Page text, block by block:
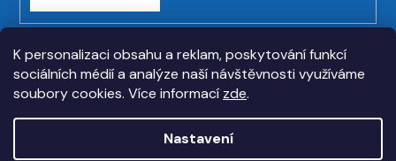
K personalizaci obsahu a reklam, poskytování funkcí
sociálních médií a analýze naší návštěvnosti využíváme
soubory cookies. Více informací zde.
Nastavení